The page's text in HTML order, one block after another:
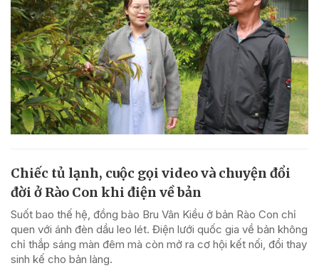
Chiếc tủ lạnh, cuộc gọi video và chuyện đổi
đời ở Rào Con khi điện về bản
Suốt bao thế hệ, đồng bào Bru Vân Kiều ở bản Rào Con chỉ
quen với ánh đèn dầu leo lét. Điện lưới quốc gia về bản không
chỉ thắp sáng màn đêm mà còn mở ra cơ hội kết nối, đổi thay
sinh kế cho bản làng.